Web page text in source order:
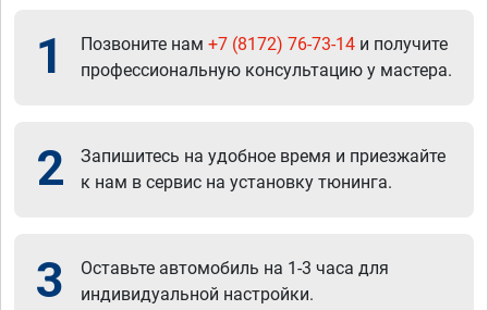
1 Позвоните нам +7 (8172) 76-73-14 и получите
профессиональную консультацию у мастера.
2
Запишитесь на удобное время и приезжайте
к нам в сервис на установку тюнинга.
3
Оставьте автомобиль на 1-3 часа для
индивидуальной настройки.